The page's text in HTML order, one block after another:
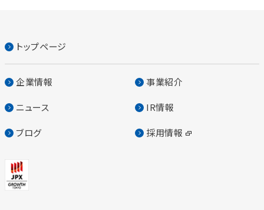
トップページ
企業情報 事業紹介
ニュース IR情報
ブログ 採用情報